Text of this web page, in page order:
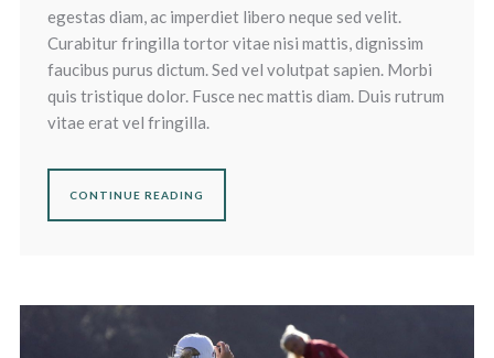
egestas diam, ac imperdiet libero neque sed velit.
Curabitur fringilla tortor vitae nisi mattis, dignissim
faucibus purus dictum. Sed vel volutpat sapien. Morbi
quis tristique dolor. Fusce nec mattis diam. Duis rutrum
vitae erat vel fringilla.
CONTINUE READING